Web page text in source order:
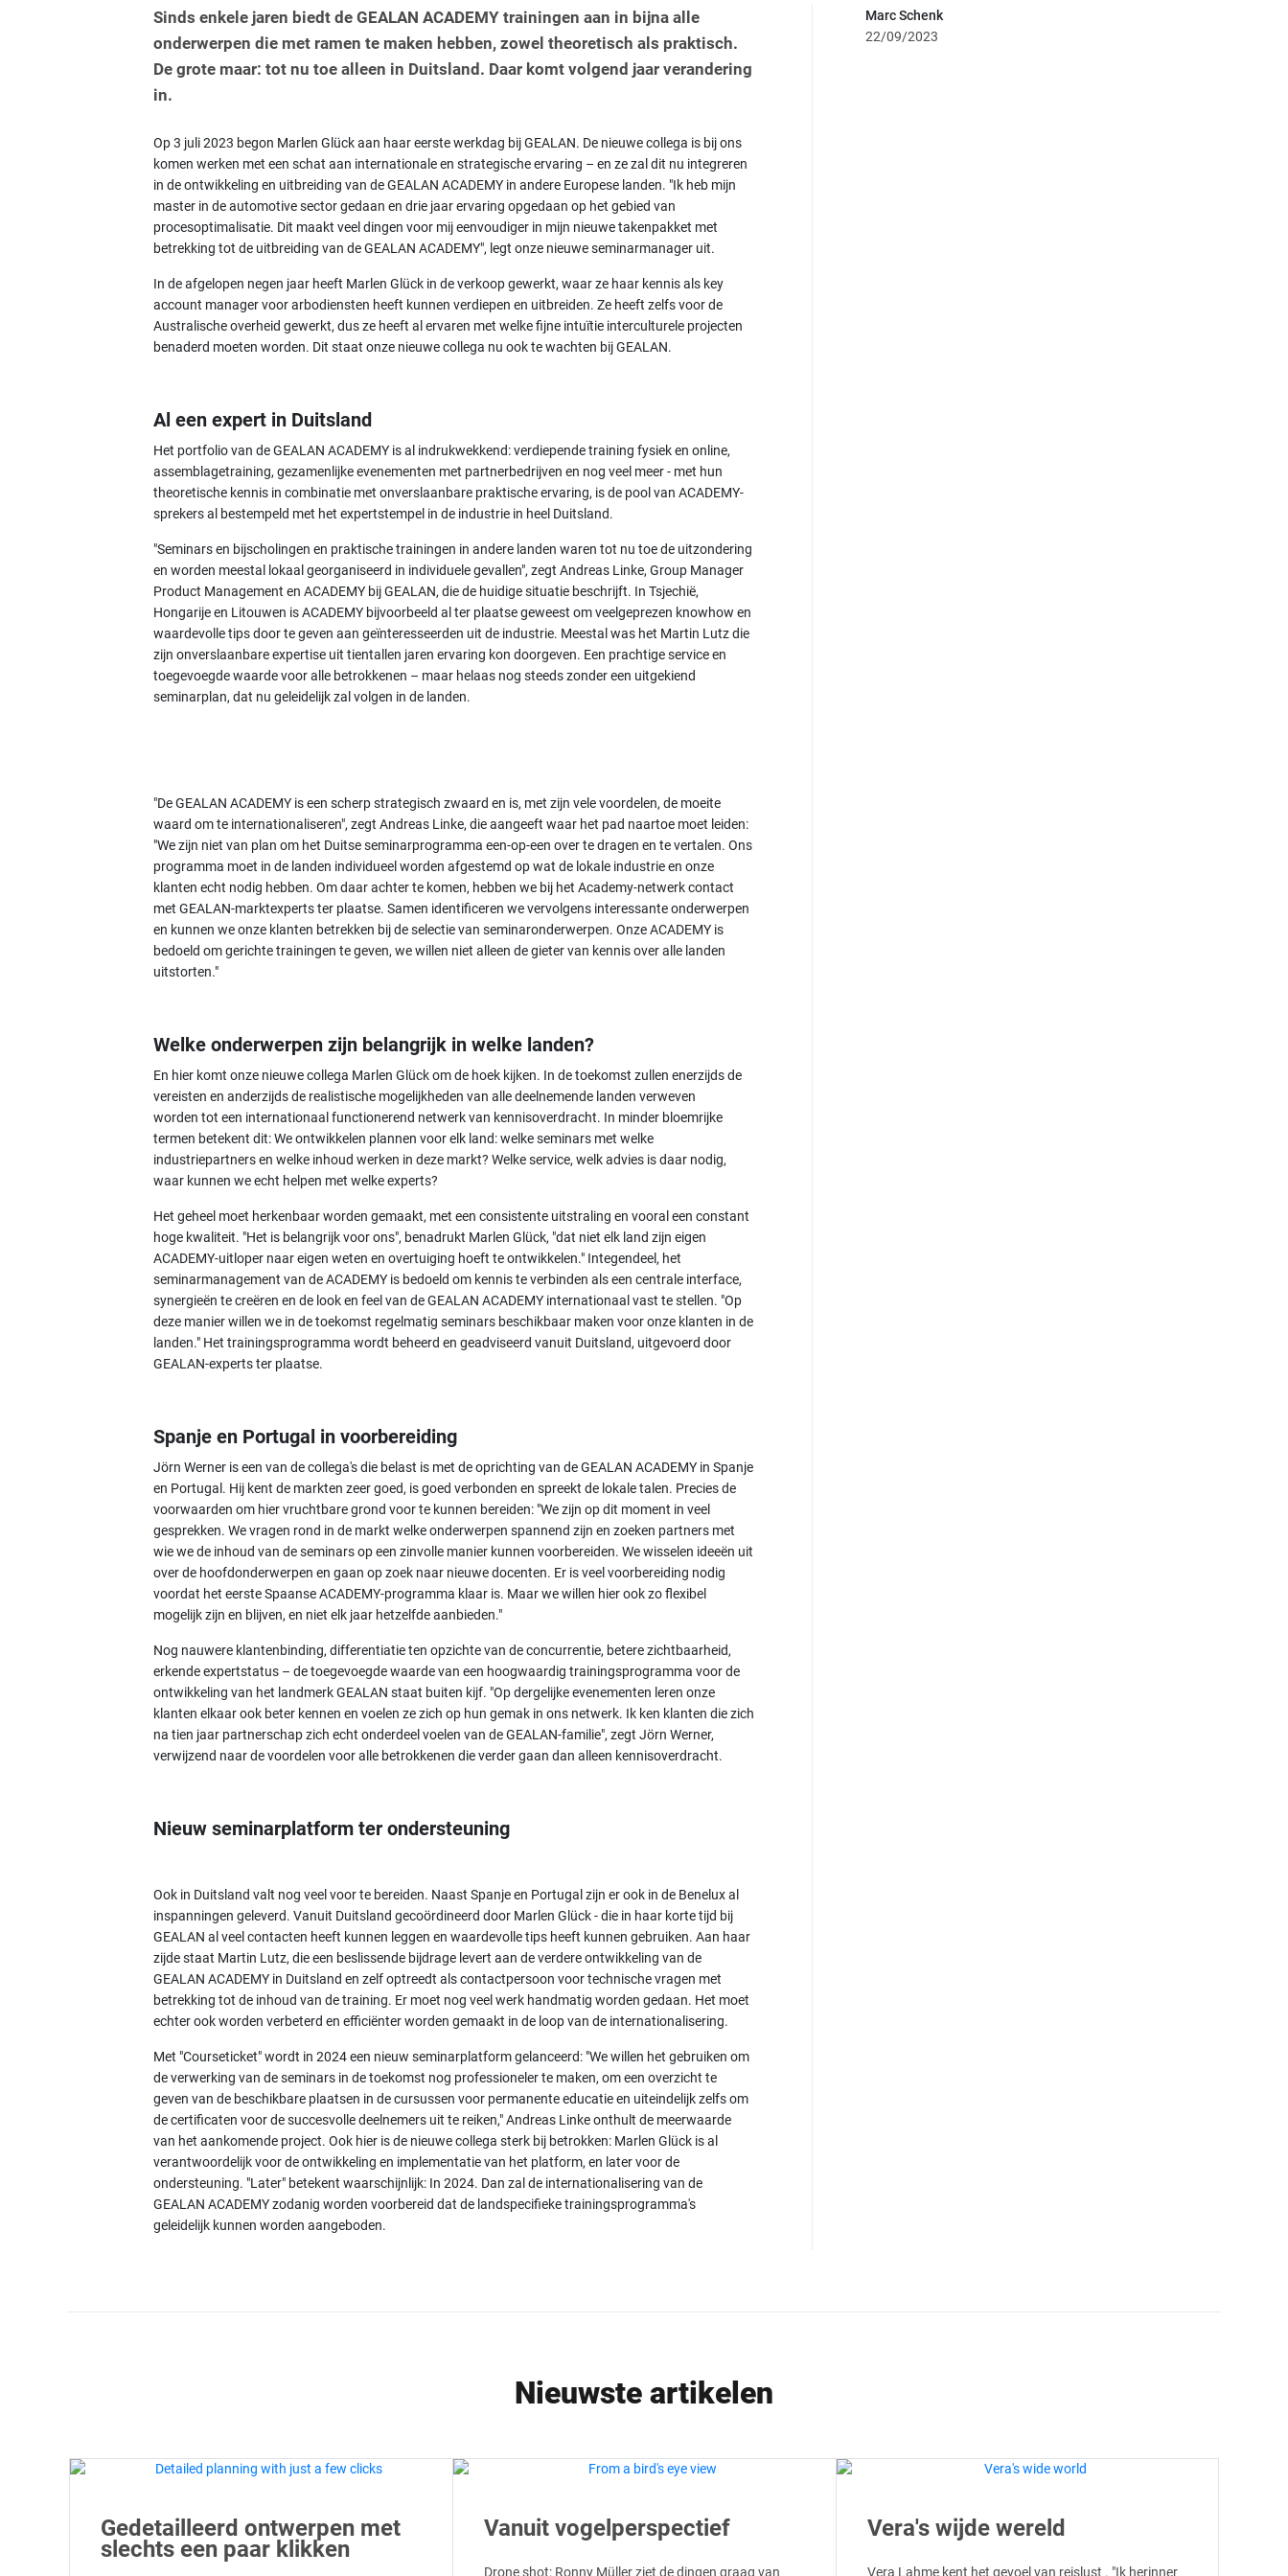
Sinds enkele jaren biedt de GEALAN ACADEMY trainingen aan in bijna alle
onderwerpen die met ramen te maken hebben, zowel theoretisch als praktisch.
De grote maar: tot nu toe alleen in Duitsland. Daar komt volgend jaar verandering
in.
Op 3 juli 2023 begon Marlen Glück aan haar eerste werkdag bij GEALAN. De nieuwe collega is bij ons
komen werken met een schat aan internationale en strategische ervaring – en ze zal dit nu integreren
in de ontwikkeling en uitbreiding van de GEALAN ACADEMY in andere Europese landen. "Ik heb mijn
master in de automotive sector gedaan en drie jaar ervaring opgedaan op het gebied van
procesoptimalisatie. Dit maakt veel dingen voor mij eenvoudiger in mijn nieuwe takenpakket met
betrekking tot de uitbreiding van de GEALAN ACADEMY", legt onze nieuwe seminarmanager uit.
In de afgelopen negen jaar heeft Marlen Glück in de verkoop gewerkt, waar ze haar kennis als key
account manager voor arbodiensten heeft kunnen verdiepen en uitbreiden. Ze heeft zelfs voor de
Australische overheid gewerkt, dus ze heeft al ervaren met welke fijne intuïtie interculturele projecten
benaderd moeten worden. Dit staat onze nieuwe collega nu ook te wachten bij GEALAN.
Al een expert in Duitsland
Het portfolio van de GEALAN ACADEMY is al indrukwekkend: verdiepende training fysiek en online,
assemblagetraining, gezamenlijke evenementen met partnerbedrijven en nog veel meer - met hun
theoretische kennis in combinatie met onverslaanbare praktische ervaring, is de pool van ACADEMY-
sprekers al bestempeld met het expertstempel in de industrie in heel Duitsland.
"Seminars en bijscholingen en praktische trainingen in andere landen waren tot nu toe de uitzondering
en worden meestal lokaal georganiseerd in individuele gevallen", zegt Andreas Linke, Group Manager
Product Management en ACADEMY bij GEALAN, die de huidige situatie beschrijft. In Tsjechië,
Hongarije en Litouwen is ACADEMY bijvoorbeeld al ter plaatse geweest om veelgeprezen knowhow en
waardevolle tips door te geven aan geïnteresseerden uit de industrie. Meestal was het Martin Lutz die
zijn onverslaanbare expertise uit tientallen jaren ervaring kon doorgeven. Een prachtige service en
toegevoegde waarde voor alle betrokkenen – maar helaas nog steeds zonder een uitgekiend
seminarplan, dat nu geleidelijk zal volgen in de landen.
"De GEALAN ACADEMY is een scherp strategisch zwaard en is, met zijn vele voordelen, de moeite
waard om te internationaliseren", zegt Andreas Linke, die aangeeft waar het pad naartoe moet leiden:
"We zijn niet van plan om het Duitse seminarprogramma een-op-een over te dragen en te vertalen. Ons
programma moet in de landen individueel worden afgestemd op wat de lokale industrie en onze
klanten echt nodig hebben. Om daar achter te komen, hebben we bij het Academy-netwerk contact
met GEALAN-marktexperts ter plaatse. Samen identificeren we vervolgens interessante onderwerpen
en kunnen we onze klanten betrekken bij de selectie van seminaronderwerpen. Onze ACADEMY is
bedoeld om gerichte trainingen te geven, we willen niet alleen de gieter van kennis over alle landen
uitstorten."
Welke onderwerpen zijn belangrijk in welke landen?
En hier komt onze nieuwe collega Marlen Glück om de hoek kijken. In de toekomst zullen enerzijds de
vereisten en anderzijds de realistische mogelijkheden van alle deelnemende landen verweven
worden tot een internationaal functionerend netwerk van kennisoverdracht. In minder bloemrijke
termen betekent dit: We ontwikkelen plannen voor elk land: welke seminars met welke
industriepartners en welke inhoud werken in deze markt? Welke service, welk advies is daar nodig,
waar kunnen we echt helpen met welke experts?
Het geheel moet herkenbaar worden gemaakt, met een consistente uitstraling en vooral een constant
hoge kwaliteit. "Het is belangrijk voor ons", benadrukt Marlen Glück, "dat niet elk land zijn eigen
ACADEMY-uitloper naar eigen weten en overtuiging hoeft te ontwikkelen." Integendeel, het
seminarmanagement van de ACADEMY is bedoeld om kennis te verbinden als een centrale interface,
synergieën te creëren en de look en feel van de GEALAN ACADEMY internationaal vast te stellen. "Op
deze manier willen we in de toekomst regelmatig seminars beschikbaar maken voor onze klanten in de
landen." Het trainingsprogramma wordt beheerd en geadviseerd vanuit Duitsland, uitgevoerd door
GEALAN-experts ter plaatse.
Spanje en Portugal in voorbereiding
Jörn Werner is een van de collega's die belast is met de oprichting van de GEALAN ACADEMY in Spanje
en Portugal. Hij kent de markten zeer goed, is goed verbonden en spreekt de lokale talen. Precies de
voorwaarden om hier vruchtbare grond voor te kunnen bereiden: "We zijn op dit moment in veel
gesprekken. We vragen rond in de markt welke onderwerpen spannend zijn en zoeken partners met
wie we de inhoud van de seminars op een zinvolle manier kunnen voorbereiden. We wisselen ideeën uit
over de hoofdonderwerpen en gaan op zoek naar nieuwe docenten. Er is veel voorbereiding nodig
voordat het eerste Spaanse ACADEMY-programma klaar is. Maar we willen hier ook zo flexibel
mogelijk zijn en blijven, en niet elk jaar hetzelfde aanbieden."
Nog nauwere klantenbinding, differentiatie ten opzichte van de concurrentie, betere zichtbaarheid,
erkende expertstatus – de toegevoegde waarde van een hoogwaardig trainingsprogramma voor de
ontwikkeling van het landmerk GEALAN staat buiten kijf. "Op dergelijke evenementen leren onze
klanten elkaar ook beter kennen en voelen ze zich op hun gemak in ons netwerk. Ik ken klanten die zich
na tien jaar partnerschap zich echt onderdeel voelen van de GEALAN-familie", zegt Jörn Werner,
verwijzend naar de voordelen voor alle betrokkenen die verder gaan dan alleen kennisoverdracht.
Nieuw seminarplatform ter ondersteuning
Ook in Duitsland valt nog veel voor te bereiden. Naast Spanje en Portugal zijn er ook in de Benelux al
inspanningen geleverd. Vanuit Duitsland gecoördineerd door Marlen Glück - die in haar korte tijd bij
GEALAN al veel contacten heeft kunnen leggen en waardevolle tips heeft kunnen gebruiken. Aan haar
zijde staat Martin Lutz, die een beslissende bijdrage levert aan de verdere ontwikkeling van de
GEALAN ACADEMY in Duitsland en zelf optreedt als contactpersoon voor technische vragen met
betrekking tot de inhoud van de training. Er moet nog veel werk handmatig worden gedaan. Het moet
echter ook worden verbeterd en efficiënter worden gemaakt in de loop van de internationalisering.
Met "Courseticket" wordt in 2024 een nieuw seminarplatform gelanceerd: "We willen het gebruiken om
de verwerking van de seminars in de toekomst nog professioneler te maken, om een overzicht te
geven van de beschikbare plaatsen in de cursussen voor permanente educatie en uiteindelijk zelfs om
de certificaten voor de succesvolle deelnemers uit te reiken," Andreas Linke onthult de meerwaarde
van het aankomende project. Ook hier is de nieuwe collega sterk bij betrokken: Marlen Glück is al
verantwoordelijk voor de ontwikkeling en implementatie van het platform, en later voor de
ondersteuning. "Later" betekent waarschijnlijk: In 2024. Dan zal de internationalisering van de
GEALAN ACADEMY zodanig worden voorbereid dat de landspecifieke trainingsprogramma's
geleidelijk kunnen worden aangeboden.
Marc Schenk
22/09/2023
Nieuwste artikelen
Gedetailleerd ontwerpen met
slechts een paar klikken
Vanuit vogelperspectief
Drone shot: Ronny Müller ziet de dingen graag van
Vera's wijde wereld
Vera Lahme kent het gevoel van reislust . "Ik herinner